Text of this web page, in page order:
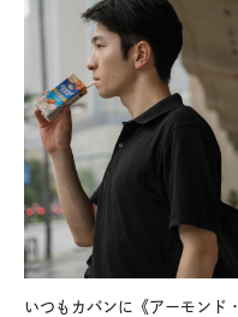
いつもカバンに《アーモンド・